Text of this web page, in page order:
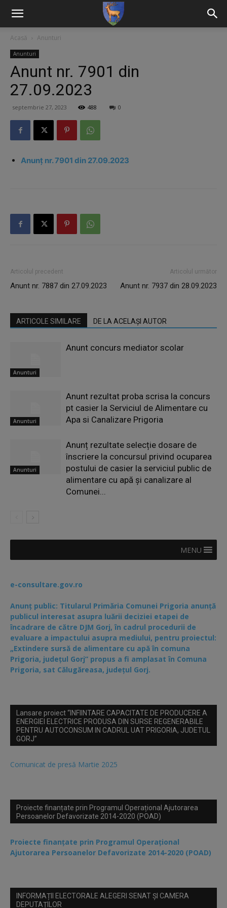
Acasă Anunturi
Anunturi
Anunt nr. 7901 din
27.09.2023
septembrie 27, 2023 488 0
Anunț nr. 7901 din 27.09.2023
Articolul precedent
Anunt nr. 7887 din 27.09.2023
Articolul următor
Anunt nr. 7937 din 28.09.2023
ARTICOLE SIMILARE DE LA ACELAȘI AUTOR
Anunturi
Anunt concurs mediator scolar
Anunturi
Anunt rezultat proba scrisa la concurs
pt casier la Serviciul de Alimentare cu
Apa si Canalizare Prigoria
Anunturi
Anunț rezultate selecție dosare de
înscriere la concursul privind ocuparea
postului de casier la serviciul public de
alimentare cu apă și canalizare al
Comunei...
MENU
e-consultare.gov.ro
Anunț public: Titularul Primăria Comunei Prigoria anunță
publicul interesat asupra luării deciziei etapei de
încadrare de către DJM Gorj, în cadrul procedurii de
evaluare a impactului asupra mediului, pentru proiectul:
„Extindere sursă de alimentare cu apă în comuna
Prigoria, județul Gorj” propus a fi amplasat în Comuna
Prigoria, sat Călugăreasa, județul Gorj.
Lansare proiect “INFIINTARE CAPACITATE DE PRODUCERE A
ENERGIEI ELECTRICE PRODUSA DIN SURSE REGENERABILE
PENTRU AUTOCONSUM IN CADRUL UAT PRIGORIA, JUDETUL
GORJ”
Comunicat de presă Martie 2025
Proiecte finanțate prin Programul Operațional Ajutorarea
Persoanelor Defavorizate 2014-2020 (POAD)
Proiecte finanțate prin Programul Operațional
Ajutorarea Persoanelor Defavorizate 2014-2020 (POAD)
INFORMAȚII ELECTORALE ALEGERI SENAT ȘI CAMERA
DEPUTAȚILOR